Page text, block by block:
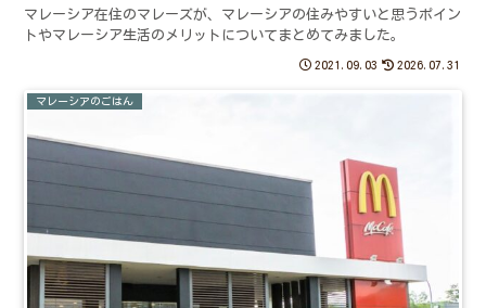
マレーシア在住のマレーズが、マレーシアの住みやすいと思うポイン
トやマレーシア生活のメリットについてまとめてみました。
2021.09.03 2026.07.31
マレーシアのごはん